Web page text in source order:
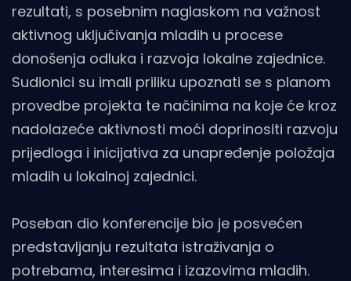
rezultati, s posebnim naglaskom na važnost
aktivnog uključivanja mladih u procese
donošenja odluka i razvoja lokalne zajednice.
Sudionici su imali priliku upoznati se s planom
provedbe projekta te načinima na koje će kroz
nadolazeće aktivnosti moći doprinositi razvoju
prijedloga i inicijativa za unapređenje položaja
mladih u lokalnoj zajednici.
Poseban dio konferencije bio je posvećen
predstavljanju rezultata istraživanja o
potrebama, interesima i izazovima mladih.